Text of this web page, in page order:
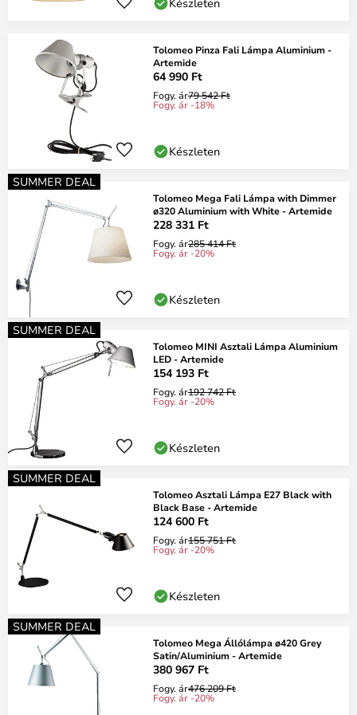
Tolomeo Pinza Fali Lámpa Aluminium -
Artemide
64 990 Ft
Fogy. ár79 542 Ft
Fogy. ár -18%
Készleten
SUMMER DEAL
Tolomeo Mega Fali Lámpa with Dimmer
ø320 Aluminium with White - Artemide
228 331 Ft
Fogy. ár285 414 Ft
Fogy. ár -20%
Készleten
SUMMER DEAL
Tolomeo MINI Asztali Lámpa Aluminium
LED - Artemide
154 193 Ft
Fogy. ár192 742 Ft
Fogy. ár -20%
Készleten
SUMMER DEAL
Tolomeo Asztali Lámpa E27 Black with
Black Base - Artemide
124 600 Ft
Fogy. ár155 751 Ft
Fogy. ár -20%
Készleten
SUMMER DEAL
Tolomeo Mega Állólámpa ø420 Grey
Satin/Aluminium - Artemide
380 967 Ft
Fogy. ár476 209 Ft
Fogy. ár -20%